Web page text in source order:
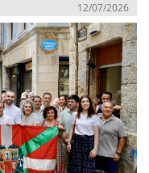
12/07/2026